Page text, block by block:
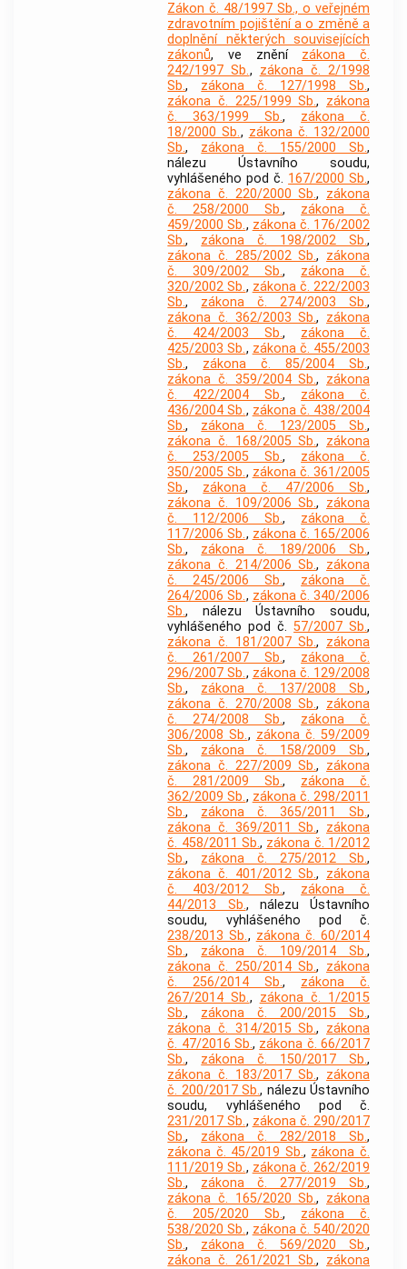
Zákon č. 48/1997 Sb., o veřejném
zdravotním pojištění a o změně a
doplnění některých souvisejících
zákonů, ve znění zákona č.
242/1997 Sb., zákona č. 2/1998
Sb., zákona č. 127/1998 Sb.,
zákona č. 225/1999 Sb., zákona
č. 363/1999 Sb., zákona č.
18/2000 Sb., zákona č. 132/2000
Sb., zákona č. 155/2000 Sb.,
nálezu Ústavního soudu,
vyhlášeného pod č. 167/2000 Sb.,
zákona č. 220/2000 Sb., zákona
č. 258/2000 Sb., zákona č.
459/2000 Sb., zákona č. 176/2002
Sb., zákona č. 198/2002 Sb.,
zákona č. 285/2002 Sb., zákona
č. 309/2002 Sb., zákona č.
320/2002 Sb., zákona č. 222/2003
Sb., zákona č. 274/2003 Sb.,
zákona č. 362/2003 Sb., zákona
č. 424/2003 Sb., zákona č.
425/2003 Sb., zákona č. 455/2003
Sb., zákona č. 85/2004 Sb.,
zákona č. 359/2004 Sb., zákona
č. 422/2004 Sb., zákona č.
436/2004 Sb., zákona č. 438/2004
Sb., zákona č. 123/2005 Sb.,
zákona č. 168/2005 Sb., zákona
č. 253/2005 Sb., zákona č.
350/2005 Sb., zákona č. 361/2005
Sb., zákona č. 47/2006 Sb.,
zákona č. 109/2006 Sb., zákona
č. 112/2006 Sb., zákona č.
117/2006 Sb., zákona č. 165/2006
Sb., zákona č. 189/2006 Sb.,
zákona č. 214/2006 Sb., zákona
č. 245/2006 Sb., zákona č.
264/2006 Sb., zákona č. 340/2006
Sb., nálezu Ústavního soudu,
vyhlášeného pod č.57/2007 Sb.,
zákona č. 181/2007 Sb., zákona
č. 261/2007 Sb., zákona č.
296/2007 Sb., zákona č. 129/2008
Sb., zákona č. 137/2008 Sb.,
zákona č. 270/2008 Sb., zákona
č. 274/2008 Sb., zákona č.
306/2008 Sb., zákona č. 59/2009
Sb., zákona č. 158/2009 Sb.,
zákona č. 227/2009 Sb., zákona
č. 281/2009 Sb., zákona č.
362/2009 Sb., zákona č. 298/2011
Sb., zákona č. 365/2011 Sb.,
zákona č. 369/2011 Sb., zákona
č. 458/2011 Sb., zákona č. 1/2012
Sb., zákona č. 275/2012 Sb.,
zákona č. 401/2012 Sb., zákona
č. 403/2012 Sb., zákona č.
44/2013 Sb., nálezu Ústavního
soudu, vyhlášeného pod č.
238/2013 Sb., zákona č. 60/2014
Sb., zákona č. 109/2014 Sb.,
zákona č. 250/2014 Sb., zákona
č. 256/2014 Sb., zákona č.
267/2014 Sb., zákona č. 1/2015
Sb., zákona č. 200/2015 Sb.,
zákona č. 314/2015 Sb., zákona
č. 47/2016 Sb., zákona č. 66/2017
Sb., zákona č. 150/2017 Sb.,
zákona č. 183/2017 Sb., zákona
č. 200/2017 Sb., nálezu Ústavního
soudu, vyhlášeného pod č.
231/2017 Sb., zákona č. 290/2017
Sb., zákona č. 282/2018 Sb.,
zákona č. 45/2019 Sb., zákona č.
111/2019 Sb., zákona č. 262/2019
Sb., zákona č. 277/2019 Sb.,
zákona č. 165/2020 Sb., zákona
č. 205/2020 Sb., zákona č.
538/2020 Sb., zákona č. 540/2020
Sb., zákona č. 569/2020 Sb.,
zákona č. 261/2021 Sb., zákona